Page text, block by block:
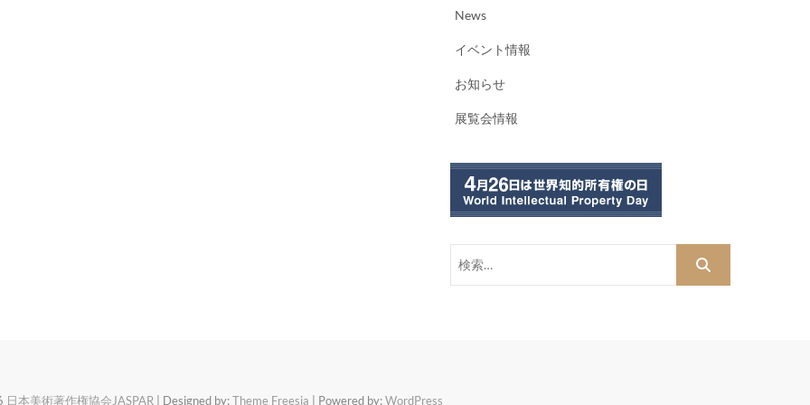
News
イベント情報
お知らせ
展覧会情報
日本美術著作権協会JASPAR| Designed by:Theme Freesia | Powered by:WordPress